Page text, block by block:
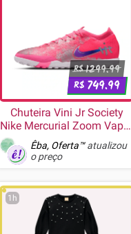
R$1299.99
R$ 749.99
Chuteira Vini Jr Society
Nike Mercurial Zoom Vapor
16 Pro
Êba, Oferta™atualizou
o preço
1h